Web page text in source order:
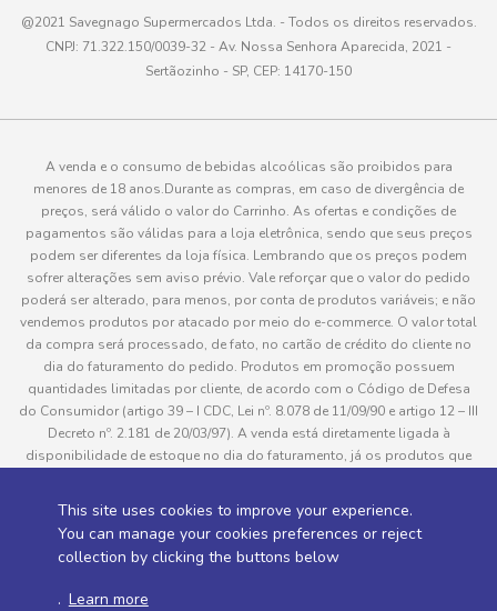
This site uses cookies to improve your experience.
You can manage your cookies preferences or reject
collection by clicking the buttons below
. Learn more
@2021 Savegnago Supermercados Ltda. - Todos os direitos reservados.
CNPJ: 71.322.150/0039-32 - Av. Nossa Senhora Aparecida, 2021 -
Sertãozinho - SP, CEP: 14170-150
A venda e o consumo de bebidas alcoólicas são proibidos para
menores de 18 anos.Durante as compras, em caso de divergência de
preços, será válido o valor do Carrinho. As ofertas e condições de
pagamentos são válidas para a loja eletrônica, sendo que seus preços
podem ser diferentes da loja física. Lembrando que os preços podem
sofrer alterações sem aviso prévio. Vale reforçar que o valor do pedido
poderá ser alterado, para menos, por conta de produtos variáveis; e não
vendemos produtos por atacado por meio do e-commerce. O valor total
da compra será processado, de fato, no cartão de crédito do cliente no
dia do faturamento do pedido. Produtos em promoção possuem
quantidades limitadas por cliente, de acordo com o Código de Defesa
do Consumidor (artigo 39 – I CDC, Lei nº. 8.078 de 11/09/90 e artigo 12 – III
Decreto nº. 2.181 de 20/03/97). A venda está diretamente ligada à
disponibilidade de estoque no dia do faturamento, já os produtos que
pedido do cliente, este não será entregue e o valor do item não será
cobrado. As fotos dos produtos no site são ilustrativas, podendo haver
divergência com o produto real e todos os pedidos estão sujeitos à